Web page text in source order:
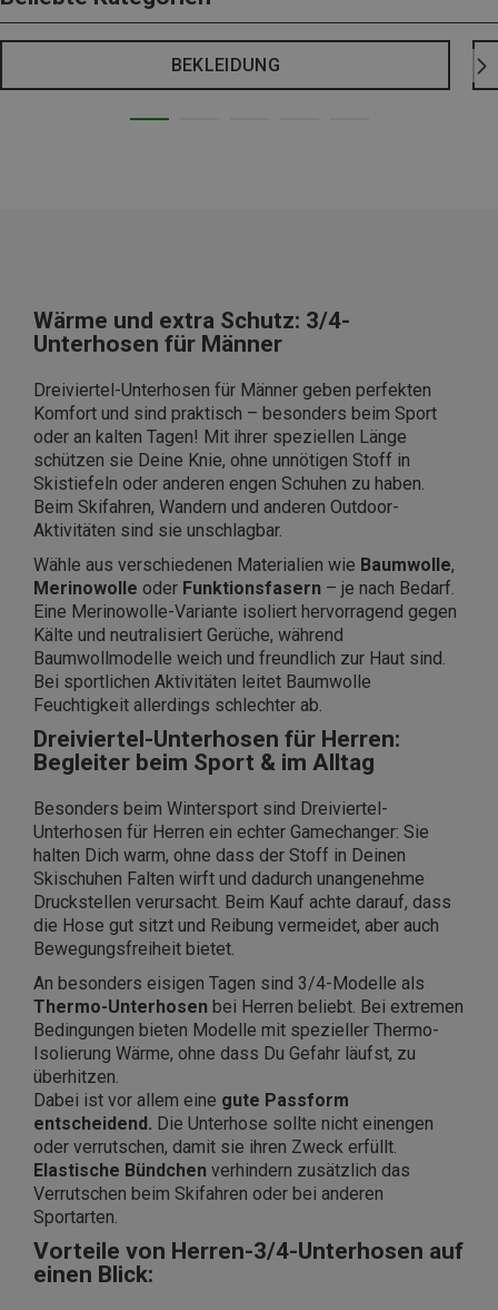
BEKLEIDUNG
Wärme und extra Schutz: 3/4-
Unterhosen für Männer
Dreiviertel-Unterhosen für Männer geben perfekten
Komfort und sind praktisch – besonders beim Sport
oder an kalten Tagen! Mit ihrer speziellen Länge
schützen sie Deine Knie, ohne unnötigen Stoff in
Skistiefeln oder anderen engen Schuhen zu haben.
Beim Skifahren, Wandern und anderen Outdoor-
Aktivitäten sind sie unschlagbar.
Wähle aus verschiedenen Materialien wie Baumwolle,
Merinowolle oder Funktionsfasern – je nach Bedarf.
Eine Merinowolle-Variante isoliert hervorragend gegen
Kälte und neutralisiert Gerüche, während
Baumwollmodelle weich und freundlich zur Haut sind.
Bei sportlichen Aktivitäten leitet Baumwolle
Feuchtigkeit allerdings schlechter ab.
Dreiviertel-Unterhosen für Herren:
Begleiter beim Sport & im Alltag
Besonders beim Wintersport sind Dreiviertel-
Unterhosen für Herren ein echter Gamechanger: Sie
halten Dich warm, ohne dass der Stoff in Deinen
Skischuhen Falten wirft und dadurch unangenehme
Druckstellen verursacht. Beim Kauf achte darauf, dass
die Hose gut sitzt und Reibung vermeidet, aber auch
Bewegungsfreiheit bietet.
An besonders eisigen Tagen sind 3/4-Modelle als
Thermo-Unterhosen bei Herren beliebt. Bei extremen
Bedingungen bieten Modelle mit spezieller Thermo-
Isolierung Wärme, ohne dass Du Gefahr läufst, zu
überhitzen.
Dabei ist vor allem eine gute Passform
entscheidend. Die Unterhose sollte nicht einengen
oder verrutschen, damit sie ihren Zweck erfüllt.
Elastische Bündchen verhindern zusätzlich das
Verrutschen beim Skifahren oder bei anderen
Sportarten.
Vorteile von Herren-3/4-Unterhosen auf
einen Blick: